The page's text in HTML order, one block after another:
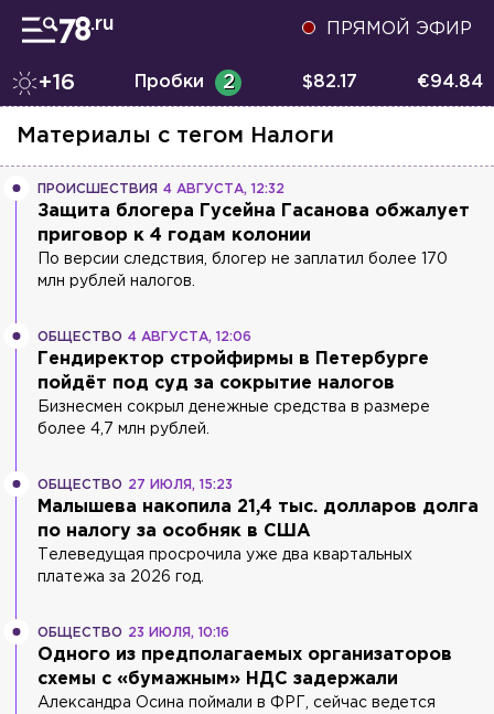
ПРЯМОЙ ЭФИР
+16 Пробки 2 $82.17 €94.84
Материалы с тегом Налоги
ПРОИСШЕСТВИЯ 4 АВГУСТА, 12:32
Защита блогера Гусейна Гасанова обжалует
приговор к 4 годам колонии
По версии следствия, блогер не заплатил более 170
млн рублей налогов.
ОБЩЕСТВО 4 АВГУСТА, 12:06
Гендиректор стройфирмы в Петербурге
пойдёт под суд за сокрытие налогов
Бизнесмен сокрыл денежные средства в размере
более 4,7 млн рублей.
ОБЩЕСТВО 27 ИЮЛЯ, 15:23
Малышева накопила 21,4 тыс. долларов долга
по налогу за особняк в США
Телеведущая просрочила уже два квартальных
платежа за 2026 год.
ОБЩЕСТВО 23 ИЮЛЯ, 10:16
Одного из предполагаемых организаторов
схемы с «бумажным» НДС задержали
Александра Осина поймали в ФРГ, сейчас ведется